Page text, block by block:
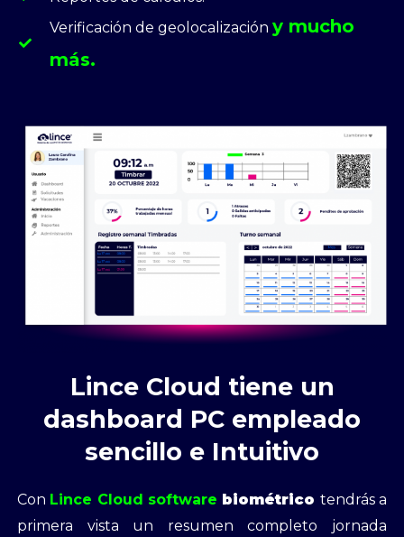
Verificación de geolocalizacióny mucho
más.
Lince Cloud tiene un
dashboard PC empleado
sencillo e Intuitivo
Con Lince Cloud software biométrico tendrás a
primera vista un resumen completo jornada